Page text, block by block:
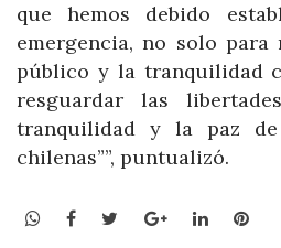
que hemos debido
emergencia, no solo
público y la tranquilidad
resguardar las
tranquilidad y la paz
chilenas””, puntualizó.
WhatsApp
Facebook
TwitterGoogle+LinkedIn